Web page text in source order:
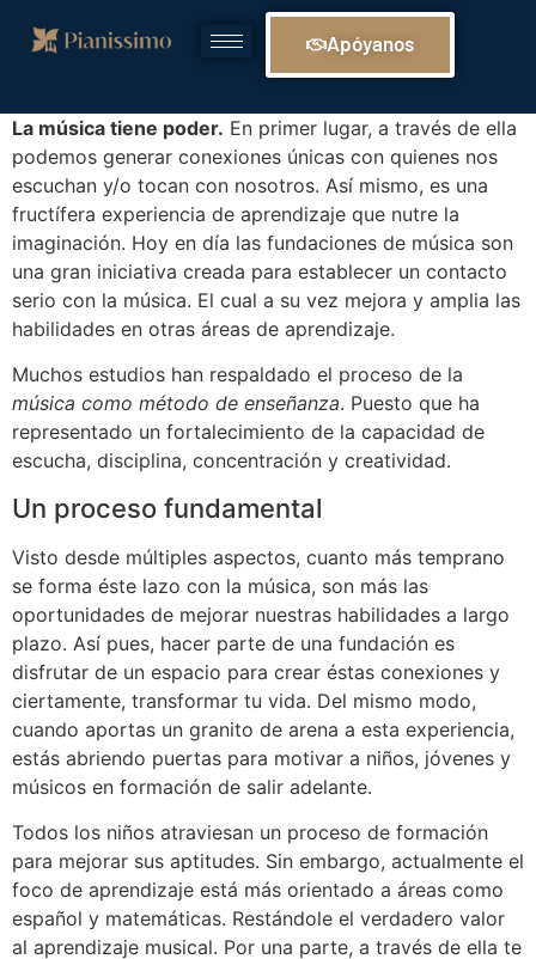
Apóyanos
La música tiene poder. En primer lugar, a través de ella
podemos generar conexiones únicas con quienes nos
escuchan y/o tocan con nosotros. Así mismo, es una
fructífera experiencia de aprendizaje que nutre la
imaginación. Hoy en día las fundaciones de música son
una gran iniciativa creada para establecer un contacto
serio con la música. El cual a su vez mejora y amplia las
habilidades en otras áreas de aprendizaje.
Muchos estudios han respaldado el proceso de la
música como método de enseñanza. Puesto que ha
representado un fortalecimiento de la capacidad de
escucha, disciplina, concentración y creatividad.
Un proceso fundamental
Visto desde múltiples aspectos, cuanto más temprano
se forma éste lazo con la música, son más las
oportunidades de mejorar nuestras habilidades a largo
plazo. Así pues, hacer parte de una fundación es
disfrutar de un espacio para crear éstas conexiones y
ciertamente, transformar tu vida. Del mismo modo,
cuando aportas un granito de arena a esta experiencia,
estás abriendo puertas para motivar a niños, jóvenes y
músicos en formación de salir adelante.
Todos los niños atraviesan un proceso de formación
para mejorar sus aptitudes. Sin embargo, actualmente el
foco de aprendizaje está más orientado a áreas como
español y matemáticas. Restándole el verdadero valor
al aprendizaje musical. Por una parte, a través de ella te